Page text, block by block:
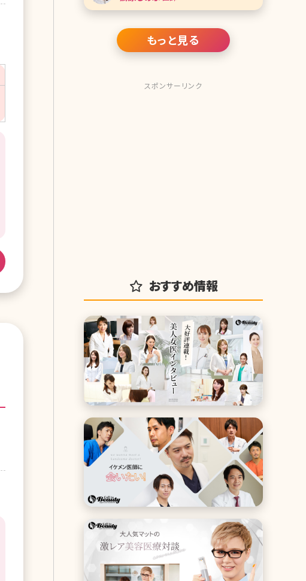
われてしまったという女性があとを絶
強い味方、それはピ
もっと見る
スポンサーリンク
おすすめ情報